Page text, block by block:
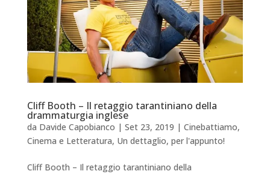
Cliff Booth – Il retaggio tarantiniano della
drammaturgia inglese
da Davide Capobianco | Set 23, 2019 | Cinebattiamo,
Cinema e Letteratura, Un dettaglio, per l'appunto!
Cliff Booth – Il retaggio tarantiniano della